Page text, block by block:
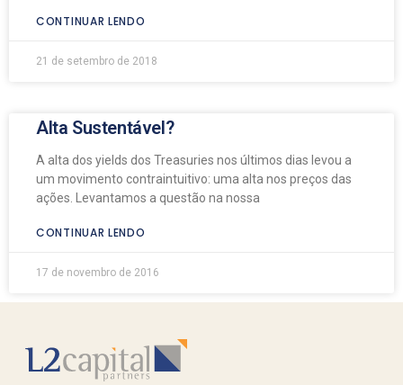
CONTINUAR LENDO
21 de setembro de 2018
Alta Sustentável?
A alta dos yields dos Treasuries nos últimos dias levou a
um movimento contraintuitivo: uma alta nos preços das
ações. Levantamos a questão na nossa
CONTINUAR LENDO
17 de novembro de 2016